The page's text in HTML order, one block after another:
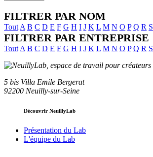
FILTRER PAR NOM
Tout A B C D E F G H I J K L M N O P Q R S
FILTRER PAR ENTREPRISE
Tout A B C D E F G H I J K L M N O P Q R S
5 bis Villa Emile Bergerat
92200 Neuilly-sur-Seine
Découvrir NeuillyLab
Présentation du Lab
L'équipe du Lab